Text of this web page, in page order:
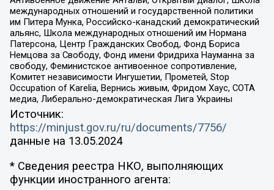
международных отношений и государственной политики
им Питера Мунка, Российско-канадский демократический
альянс, Школа международных отношений им Нормана
Патерсона, Центр Гражданских Свобод, Фонд Бориса
Немцова за Свободу, Фонд имени Фридриха Науманна за
свободу, Феминистское антивоенное сопротивление,
Комитет независимости Ингушетии, Прометей, Stop
Occupation of Karelia, Вернись живым, Фридом Хаус, СОТА
медиа, Либерально-демократическая Лига Украины
Источник:
https://minjust.gov.ru/ru/documents/7756/
данные на 13.05.2024
* Сведения реестра НКО, выполняющих
функции иностранного агента: